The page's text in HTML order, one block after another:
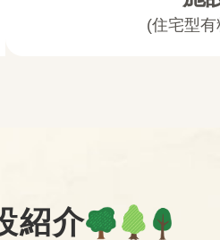
(住宅型
紹介